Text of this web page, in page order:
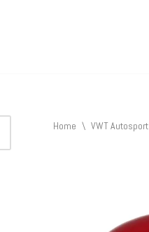
Home \ VWT Autosport